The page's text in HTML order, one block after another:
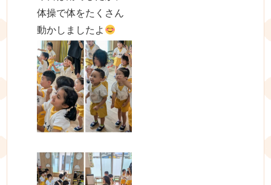
体操で体をたくさん
動かしましたよ